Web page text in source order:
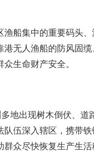
船集中的重要码头
无人渔船的防风固
生命财产安全。
地出现树木倒伏、
伍深入辖区，携带
众尽快恢复生产生活